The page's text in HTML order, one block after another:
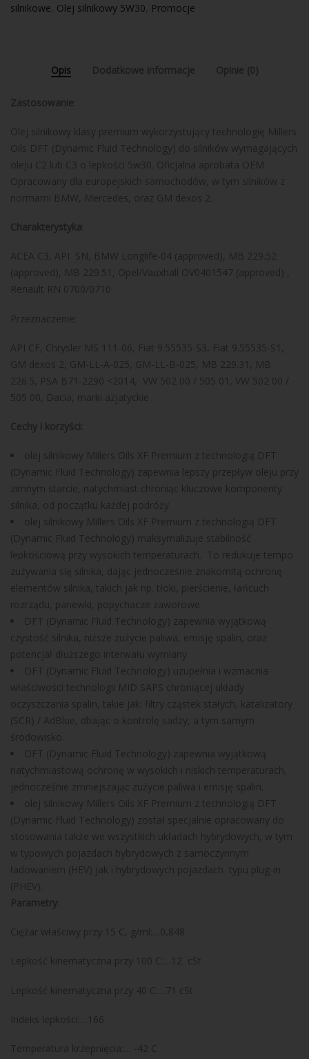
silnikowe Olej silnikowy 5W30 Promocje
Opis Dodatkowe informacje Opinie (0)
Zastosowanie
Olej silnikowy klasy premium wykorzystujący technologię Millers
Oils DFT (Dynamic Fluid Technology) do silników wymagających
oleju C2 lub C3 o lepkości 5w30. Oficjalna aprobata OEM.
Opracowany dla europejskich samochodów, w tym silników z
normami BMW, Mercedes, oraz GM dexos 2.
Charakterystyka
ACEA C3, API SN, BMW Longlife-04 (approved), MB 229.52
(approved), MB 229.51, Opel/Vauxhall OV0401547 (approved) ,
Renault RN 0700/0710
Przeznaczenie:
API CF, Chrysler MS 111-06, Fiat 9.55535-S3, Fiat 9.55535-S1,
GM dexos 2, GM-LL-A-025, GM-LL-B-025, MB 229.31, MB
226.5, PSA B71-2290 <2014, VW 502 00 / 505 01, VW 502 00 /
505 00, Dacia, marki azjatyckie
Cechy i korzyści:
olej silnikowy Millers Oils XF Premium z technologią DFT
(Dynamic Fluid Technology) zapewnia lepszy przepływ oleju przy
zimnym starcie, natychmiast chroniąc kluczowe komponenty
silnika, od początku każdej podróży
olej silnikowy Millers Oils XF Premium z technologią DFT
(Dynamic Fluid Technology) maksymalizuje stabilność
lepkościową przy wysokich temperaturach. To redukuje tempo
zużywania się silnika, dając jednocześnie znakomitą ochronę
elementów silnika, takich jak np. tłoki, pierścienie, łańcuch
rozrządu, panewki, popychacze zaworowe
DFT (Dynamic Fluid Technology) zapewnia wyjątkową
czystość silnika, niższe zużycie paliwa, emisję spalin, oraz
potencjał dłuższego interwału wymiany
DFT (Dynamic Fluid Technology) uzupełnia i wzmacnia
właściwości technologii MID SAPS chroniącej układy
oczyszczania spalin, takie jak: filtry cząstek stałych, katalizatory
(SCR) / AdBlue, dbając o kontrolę sadzy, a tym samym
środowisko.
DFT (Dynamic Fluid Technology) zapewnia wyjątkową
natychmiastową ochronę w wysokich i niskich temperaturach,
jednocześnie zmniejszając zużycie paliwa i emisję spalin.
olej silnikowy Millers Oils XF Premium z technologią DFT
(Dynamic Fluid Technology) został specjalnie opracowany do
stosowania także we wszystkich układach hybrydowych, w tym
w typowych pojazdach hybrydowych z samoczynnym
ładowaniem (HEV) jak i hybrydowych pojazdach typu plug-in
(PHEV).
Parametry
Ciężar właściwy przy 15 C, g/ml:…0,848
Lepkość kinematyczna przy 100 C:…12 cSt
Lepkość kinematyczna przy 40 C:…71 cSt
Indeks lepkości:…166
Temperatura krzepnięcia:… -42 C